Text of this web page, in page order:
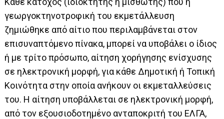
γεωργοκτηνοτροφική του εκμετάλλευση
ζημιώθηκε από αίτιο που περιλαμβάνεται στον
επισυναπτόμενο πίνακα, μπορεί να υποβάλει ο ίδιος
ή με τρίτο πρόσωπο, αίτηση χορήγησης ενίσχυσης
σε ηλεκτρονική μορφή, για κάθε Δημοτική ή Τοπική
Κοινότητα στην οποία ανήκουν οι εκμεταλλεύσεις
του. Η αίτηση υποβάλλεται σε ηλεκτρονική μορφή,
από τον εξουσιοδοτημένο ανταποκριτή του ΕΛΓΑ,